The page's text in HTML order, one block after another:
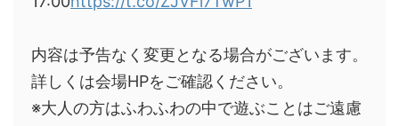
内容は予告なく変更となる場合がございます。
詳しくは会場HPをご確認ください。
※大人の方はふわふわの中で遊ぶことはご遠慮